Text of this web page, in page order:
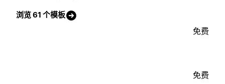
浏览 61 个模板
免费
免费